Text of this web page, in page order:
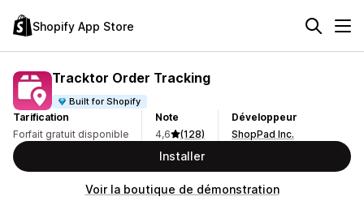
Shopify App Store
Tracktor Order Tracking
Built for Shopify
Tarification
Forfait gratuit disponible
Note
4,6
(128)
Développeur
ShopPad Inc.
Installer
Voir la boutique de démonstration